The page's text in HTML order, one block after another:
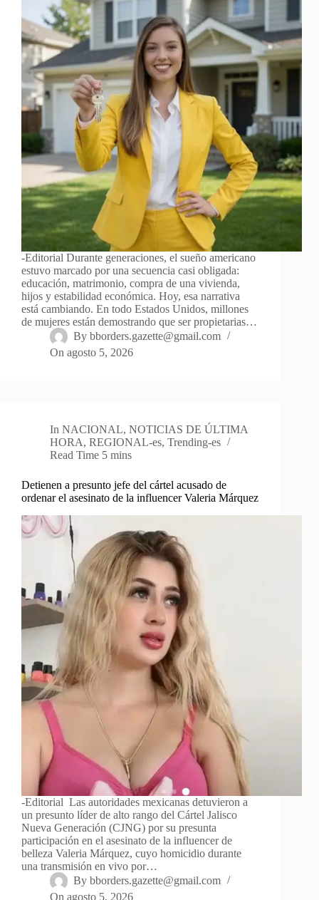
-Editorial Durante generaciones, el sueño americano
estuvo marcado por una secuencia casi obligada:
educación, matrimonio, compra de una vivienda,
hijos y estabilidad económica. Hoy, esa narrativa
está cambiando. En todo Estados Unidos, millones
de mujeres están demostrando que ser propietarias…
By bborders.gazette@gmail.com
On agosto 5, 2026
In NACIONAL,NOTICIAS DE ÚLTIMA
HORA, REGIONAL-es, Trending-es
Read Time 5 mins
Detienen a presunto jefe del cártel acusado de
ordenar el asesinato de la influencer Valeria Márquez
-Editorial Las autoridades mexicanas detuvieron a
un presunto líder de alto rango del Cártel Jalisco
Nueva Generación (CJNG) por su presunta
participación en el asesinato de la influencer de
belleza Valeria Márquez, cuyo homicidio durante
una transmisión en vivo por…
By bborders.gazette@gmail.com
On agosto 5, 2026